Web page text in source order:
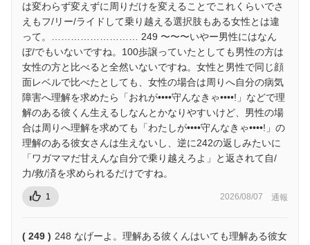
は変わらず変えずに周りだけを変えることでこれくらいでさ
えもフ/リー/ライドして乗り越える選択肢もある女性とは違
って。……………………… 249 〜〜〜いやー男性にはなん
ぼ/でもいないですね。100歩譲っていたとしても男性の方は
女性の方と比べると全然いないですね。女性と男性で同じ顔
面レベルで比べたとしても、女性の場合は周りへ自分の病気
障害へ理解を求めたら「おれが••••守んなきゃ••••!」などで理
解のある彼くん生えるしなんとかなりやすいけど、男性の場
合は周りへ理解を求めても「わたしが••••守んなきゃ••••!」の
理解のある彼女さんは生えないし、逆に242の返しみたいに
「ワガママだ甘えんな自分で乗り越えろよ」と返されて自/
力/救/済を求められるだけですね。
1 2026/08/07 通報
( 249 ) 248 なげーよ。理解ある彼くんはいても理解ある彼女